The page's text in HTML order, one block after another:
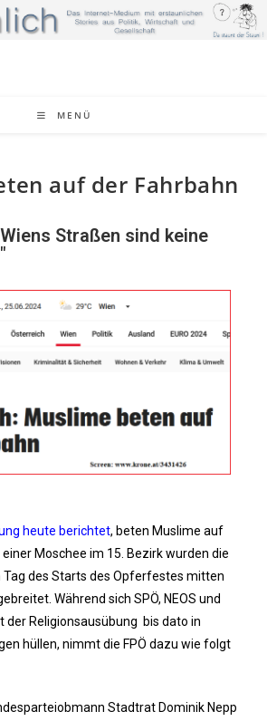
MENÜ
auf der Fahrbahn
Straßen sind keine
heute berichtet, beten Muslime auf
Moschee im 15. Bezirk wurden die
des Starts des Opferfestes mitten
Während sich SPÖ, NEOS und
der Religionsausübung bis dato in
hüllen, nimmt die FPÖ dazu wie folgt
Stadtrat Dominik Nepp